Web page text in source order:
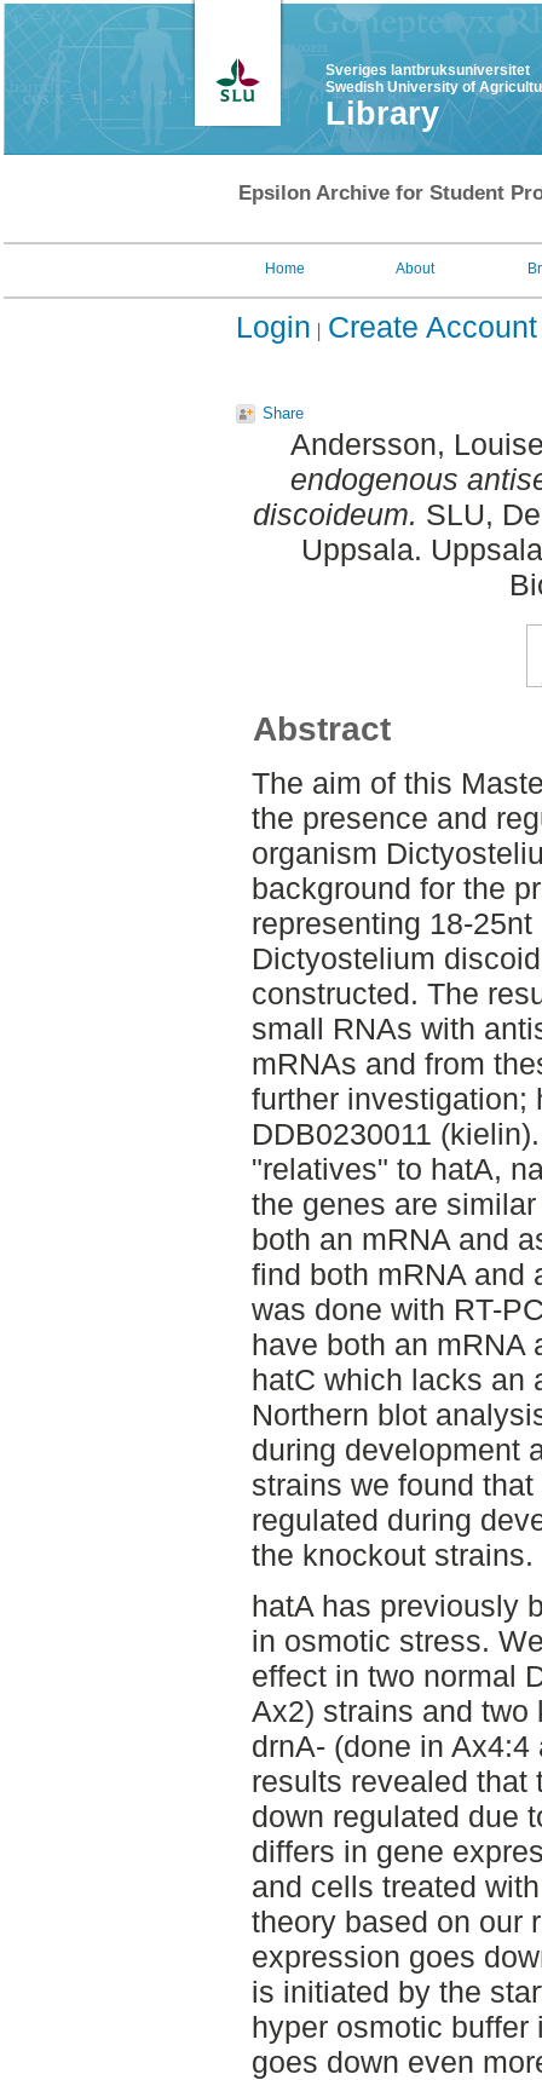
Sveriges lantbruksuniversitet
Swedish University of
Library
Epsilon Archive for Student
Home About
Login Create Account
Share
Andersson,
endogenous
discoideum. SLU,
Uppsala.
Abstract
The aim of this
the presence and
organism
background for the
representing 18-
Dictyostelium
constructed. The
small RNAs with
mRNAs and from
further investigation;
DDB0230011
"relatives" to hatA,
the genes are
both an mRNA and
find both mRNA and
was done with RT-
have both an mRNA
hatC which lacks an
Northern blot
during development
strains we found
regulated during
the knockout strains.
hatA has previously
in osmotic stress.
effect in two normal
Ax2) strains and two
drnA- (done in
results revealed that
down regulated due
differs in gene
and cells treated
theory based on our
expression goes
is initiated by the
hyper osmotic
goes down even